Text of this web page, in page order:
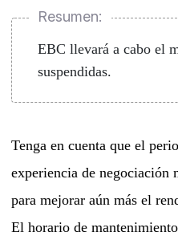
Resumen:
EBC llevará a cabo el
suspendidas.
Tenga en cuenta que el
experiencia de negociación
para mejorar aún más el
El horario de